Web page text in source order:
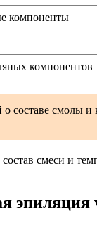
компоненты
компонентов
о составе
смеси и
эпиляция